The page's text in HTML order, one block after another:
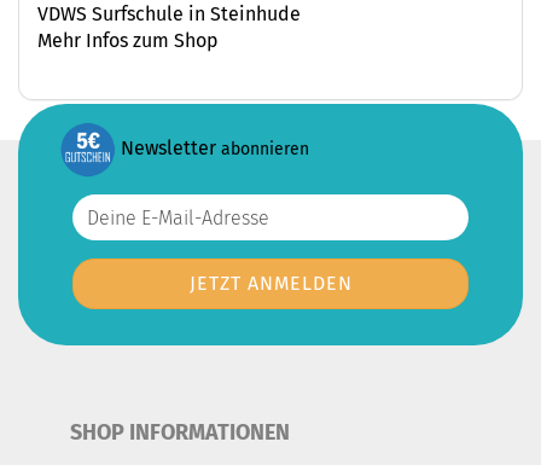
VDWS Surfschule in Steinhude
Mehr Infos zum Shop
Newsletter abonnieren
SHOP INFORMATIONEN